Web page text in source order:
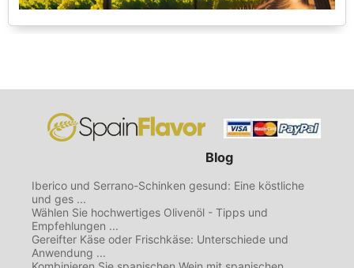
Blog
Iberico und Serrano-Schinken gesund: Eine köstliche
und ges ...
Wählen Sie hochwertiges Olivenöl - Tipps und
Empfehlungen ...
Gereifter Käse oder Frischkäse: Unterschiede und
Anwendung ...